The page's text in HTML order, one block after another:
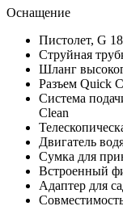
Оснащение
Пистолет, G
Струйная
Шланг
Разъем Quick
Система
Clean
Двигатель
Сумка для
Встроенный
Адаптер для